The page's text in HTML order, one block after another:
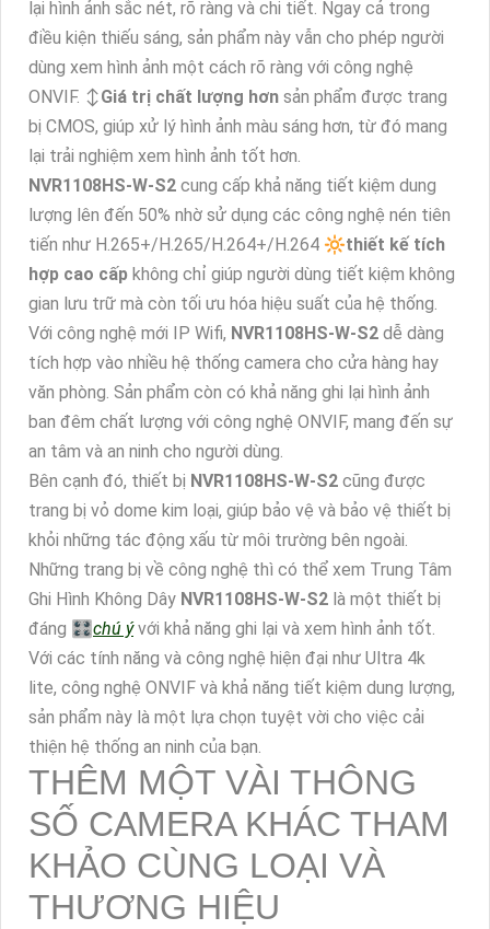
lại hình ảnh sắc nét, rõ ràng và chi tiết. Ngay cả trong
điều kiện thiếu sáng, sản phẩm này vẫn cho phép người
dùng xem hình ảnh một cách rõ ràng với công nghệ
ONVIF. ↕️Giá trị chất lượng hơn sản phẩm được trang
bị CMOS, giúp xử lý hình ảnh màu sáng hơn, từ đó mang
lại trải nghiệm xem hình ảnh tốt hơn.
NVR1108HS-W-S2 cung cấp khả năng tiết kiệm dung
lượng lên đến 50% nhờ sử dụng các công nghệ nén tiên
tiến như H.265+/H.265/H.264+/H.264 🔆thiết kế tích
hợp cao cấp không chỉ giúp người dùng tiết kiệm không
gian lưu trữ mà còn tối ưu hóa hiệu suất của hệ thống.
Với công nghệ mới IP Wifi, NVR1108HS-W-S2 dễ dàng
tích hợp vào nhiều hệ thống camera cho cửa hàng hay
văn phòng. Sản phẩm còn có khả năng ghi lại hình ảnh
ban đêm chất lượng với công nghệ ONVIF, mang đến sự
an tâm và an ninh cho người dùng.
Bên cạnh đó, thiết bị NVR1108HS-W-S2 cũng được
trang bị vỏ dome kim loại, giúp bảo vệ và bảo vệ thiết bị
khỏi những tác động xấu từ môi trường bên ngoài.
Những trang bị về công nghệ thì có thể xem Trung Tâm
Ghi Hình Không Dây NVR1108HS-W-S2 là một thiết bị
đáng 🎛chú ývới khả năng ghi lại và xem hình ảnh tốt.
Với các tính năng và công nghệ hiện đại như Ultra 4k
lite, công nghệ ONVIF và khả năng tiết kiệm dung lượng,
sản phẩm này là một lựa chọn tuyệt vời cho việc cải
thiện hệ thống an ninh của bạn.
THÊM MỘT VÀI THÔNG
SỐ CAMERA KHÁC THAM
KHẢO CÙNG LOẠI VÀ
THƯƠNG HIỆU